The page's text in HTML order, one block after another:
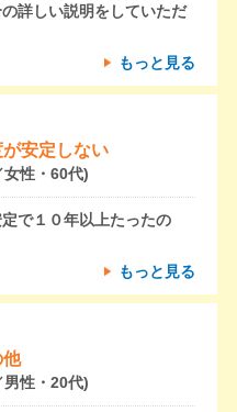
詳しい説明をしていただ
もっと見る
安定しない
性・60代)
で１０年以上たったの
もっと見る
他
性・20代)